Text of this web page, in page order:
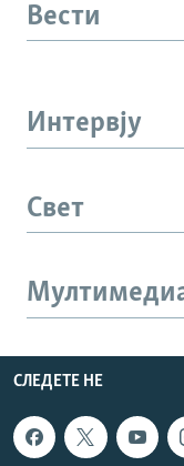
Вести
Интервју
Свет
СЛЕДЕТЕ НЕ